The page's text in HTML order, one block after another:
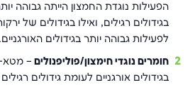
הפעילות נוגדת החמצון הייתה גבוהה
בגידולים רגילים, ואילו בגידולים של
לפעילות גבוהה יותר בגידולים האורגניים.
חומרים נוגדי חימצון/פוליפנולים –
בגידולים אורגניים לעומת גידולים